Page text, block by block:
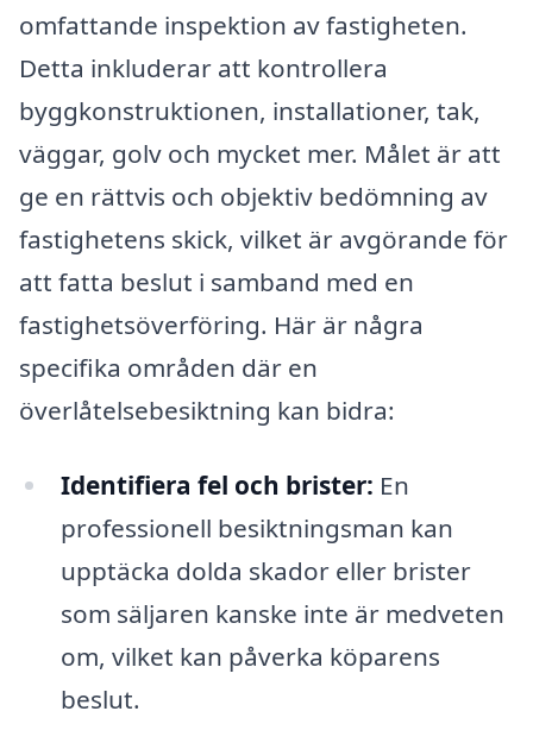
omfattande inspektion av fastigheten.
Detta inkluderar att kontrollera
byggkonstruktionen, installationer, tak,
väggar, golv och mycket mer. Målet är att
ge en rättvis och objektiv bedömning av
fastighetens skick, vilket är avgörande för
att fatta beslut i samband med en
fastighetsöverföring. Här är några
specifika områden där en
överlåtelsebesiktning kan bidra:
Identifiera fel och brister: En
professionell besiktningsman kan
upptäcka dolda skador eller brister
som säljaren kanske inte är medveten
om, vilket kan påverka köparens
beslut.